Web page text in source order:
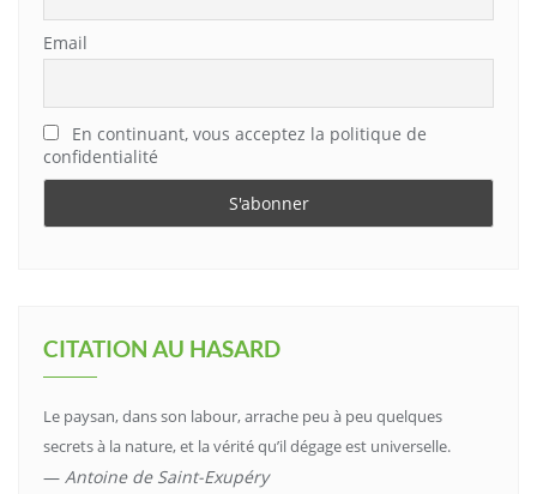
Email
En continuant, vous acceptez la politique de
confidentialité
CITATION AU HASARD
Le paysan, dans son labour, arrache peu à peu quelques
secrets à la nature, et la vérité qu’il dégage est universelle.
— Antoine de Saint-Exupéry